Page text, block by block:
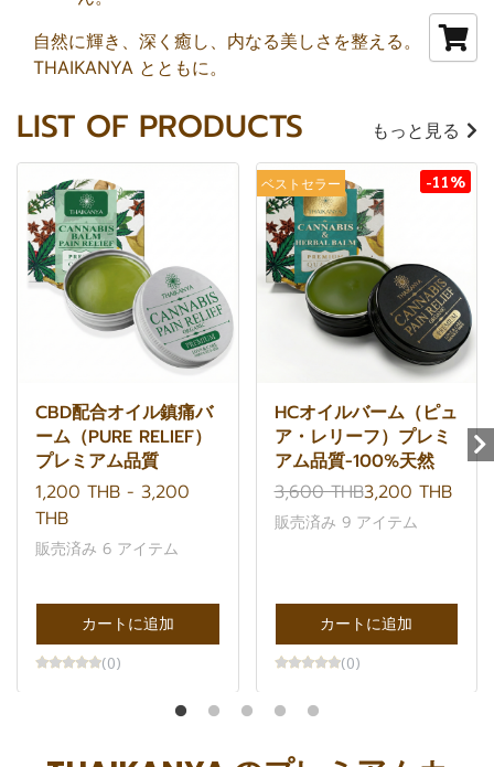
自然に輝き、深く癒し、内なる美しさを整える。
THAIKANYA とともに。
LIST OF PRODUCTS もっと見る
CBD配合オイル鎮痛バ
ーム（PURE RELIEF）
プレミアム品質
1,200 THB - 3,200
THB
販売済み 6 アイテム
カートに追加
(0)
ベストセラー -11%
HCオイルバーム（ピュ
ア・レリーフ）プレミ
アム品質-100%天然
3,600 THB3,200 THB
販売済み 9 アイテム
カートに追加
(0)